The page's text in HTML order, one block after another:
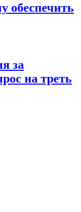
обеспечить
за
на треть